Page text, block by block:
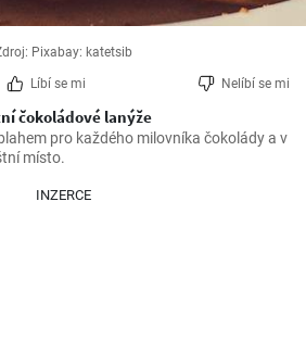
Pixabay: katetsib
Líbí se mi Nelíbí se mi
čokoládové lanýže
pro každého milovníka čokolády a v
místo.
INZERCE